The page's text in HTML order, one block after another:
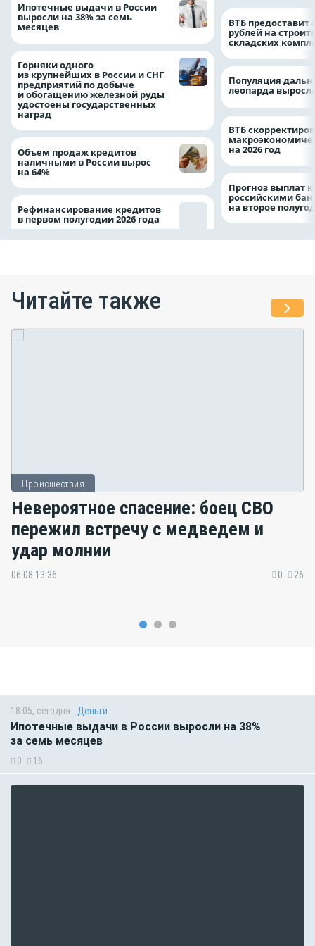
Ипотечные выдачи в России
выросли на 38% за семь
месяцев
Горняки одного
из крупнейших в России и СНГ
предприятий по добыче
и обогащению железной руды
удостоены государственных
наград
Объем продаж кредитов
наличными в России вырос
на 64%
Рефинансирование кредитов
в первом полугодии 2026 года
ВТБ предоставит
рублей на
складских
Популяция
леопарда
ВТБ
на 2026 год
Прогноз выплат
российскими
на второе
Читайте также
Происшествия
Невероятное спасение: боец СВО
пережил встречу с медведем и
удар молнии
06.08 13:36 0 26
18:05, сегодня Деньги
Ипотечные выдачи в России выросли на 38%
за семь месяцев
0 16